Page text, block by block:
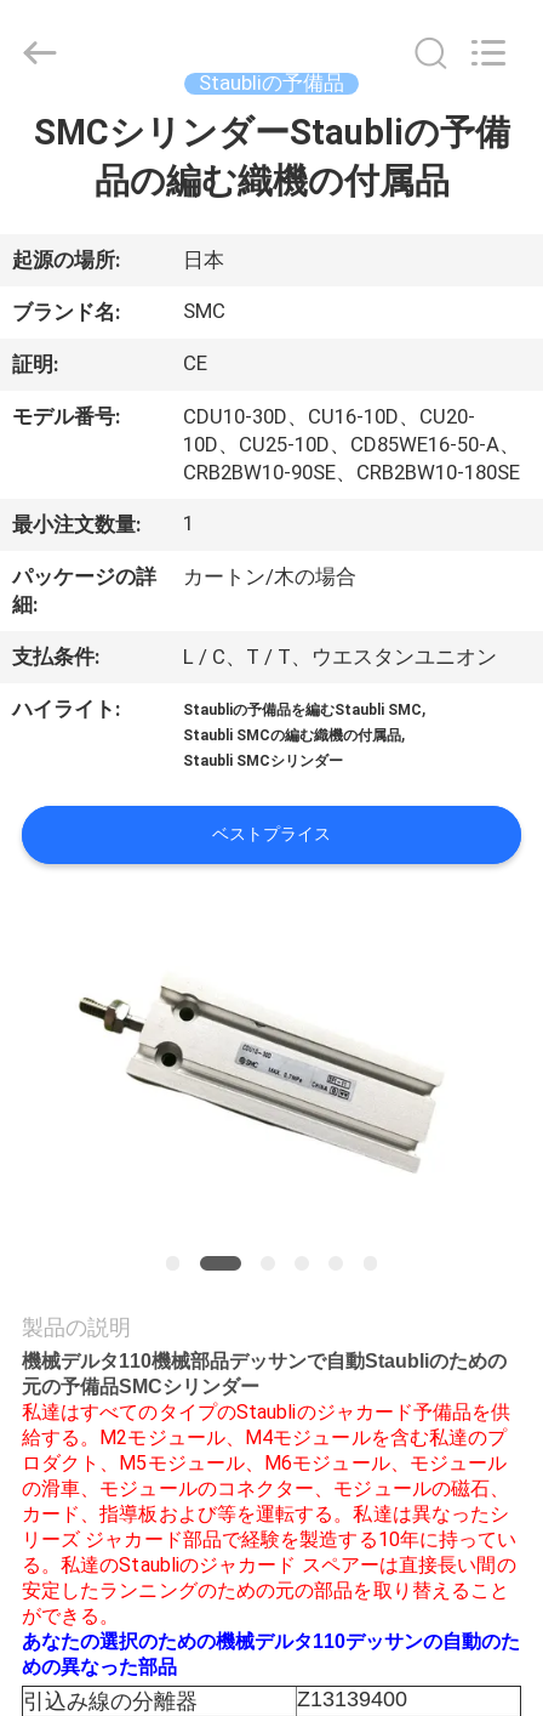
ロ
ダ
ク
ト
達
に
つ
工
場
達
に
連
絡
し
な
さ
い
Copyright
2025
Michelle
Bell
Company.
ECER
Staubliの予備品
SMCシリンダーStaubliの予備
品の編む織機の付属品
起源の場所: 日本
ブランド名: SMC
証明: CE
モデル番号:
CDU10-30D、CU16-10D、CU20-
10D、CU25-10D、CD85WE16-50-A、
CRB2BW10-90SE、CRB2BW10-180SE
最小注文数量: 1
パッケージの詳
細:
カートン/木の場合
支払条件: L / C、T / T、ウエスタンユニオン
ハイライト: Staubliの予備品を編むStaubli SMC,
Staubli SMCの編む織機の付属品,
Staubli SMCシリンダー
ベストプライス
製品の説明
機械デルタ110機械部品デッサンで自動Staubliのための
元の予備品SMCシリンダー
私達はすべてのタイプのStaubliのジャカード予備品を供
給する。M2モジュール、M4モジュールを含む私達のプ
ロダクト、M5モジュール、M6モジュール、モジュール
の滑車、モジュールのコネクター、モジュールの磁石、
カード、指導板および等を運転する。私達は異なったシ
リーズ ジャカード部品で経験を製造する10年に持ってい
る。私達のStaubliのジャカード スペアーは直接長い間の
安定したランニングのための元の部品を取り替えること
ができる。
あなたの選択のための機械デルタ110デッサンの自動のた
めの異なった部品
引込み線の分離器
Z13139400